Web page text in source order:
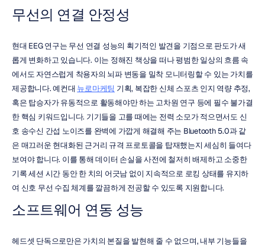
무선의 연결 안정성
현대 EEG 연구는 무선 연결 성능의 획기적인 발견을 기점으로 판도가 새
롭게 변화하고 있습니다. 이는 정해진 책상을 떠나 평범한 일상의 흐름 속
에서도 자연스럽게 착용자의 뇌파 변동을 밀착 모니터링할 수 있는 가치를
제공합니다. 예컨대 뉴로마케팅 기획, 복잡한 신체 스포츠 인지 역량 추정,
혹은 탑승자가 유동적으로 활동해야만 하는 고차원 연구 등에 필수 불가결
한 핵심 키워드입니다. 기기들을 고를 때에는 전력 소모가 적으면서도 신
호 송수신 간섭 노이즈를 완벽에 가깝게 해결해 주는 Bluetooth 5.0과 같
은 매끄러운 현대화된 근거리 규격 프로토콜을 탑재했는지 세심히 들여다
보여야 합니다. 이를 통해 데이터 손실을 사전에 철저히 배제하고 소중한
기록 세션 시간 동안 한 치의 어긋남 없이 지속적으로 로킹 상태를 유지하
여 신호 무선 수집 체계를 깔끔하게 전공할 수 있도록 지원합니다.
소프트웨어 연동 성능
헤드셋 단독으로만은 가치의 본질을 발현해 줄 수 없으며, 내부 기능들을